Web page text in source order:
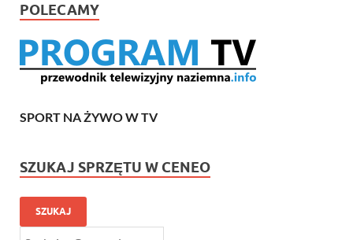
POLECAMY
SPORT NA ŻYWO W TV
SZUKAJ SPRZĘTU W CENEO
SZUKAJ